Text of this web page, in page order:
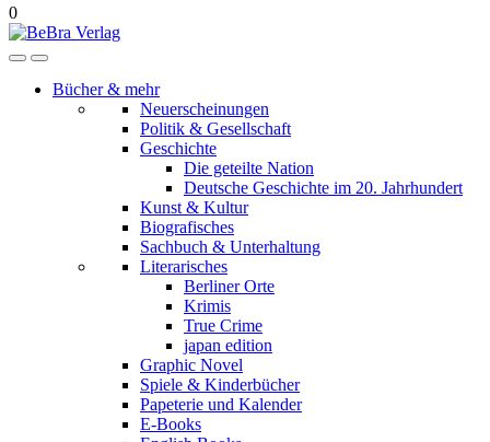
0
Bücher & mehr
Neuerscheinungen
Politik & Gesellschaft
Geschichte
Die geteilte Nation
Deutsche Geschichte im 20. Jahrhundert
Kunst & Kultur
Biografisches
Sachbuch & Unterhaltung
Literarisches
Berliner Orte
Krimis
True Crime
japan edition
Graphic Novel
Spiele & Kinderbücher
Papeterie und Kalender
E-Books